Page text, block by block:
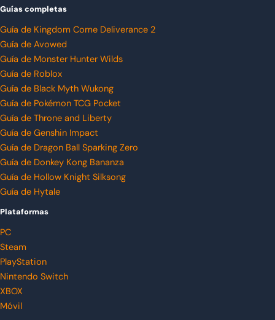
Guías completas
Guía de Kingdom Come Deliverance 2
Guía de Avowed
Guía de Monster Hunter Wilds
Guía de Roblox
Guía de Black Myth Wukong
Guía de Pokémon TCG Pocket
Guía de Throne and Liberty
Guía de Genshin Impact
Guía de Dragon Ball Sparking Zero
Guía de Donkey Kong Bananza
Guía de Hollow Knight Silksong
Guía de Hytale
Plataformas
PC
Steam
PlayStation
Nintendo Switch
XBOX
Móvil